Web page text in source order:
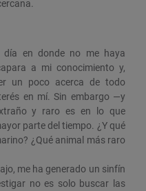
día en donde no me haya
a mi conocimiento y,
un poco acerca de todo
en mí. Sin embargo —y
y raro es en lo que
parte del tiempo. ¿Y qué
¿Qué animal más raro
me ha generado un sinfín
no es solo buscar las